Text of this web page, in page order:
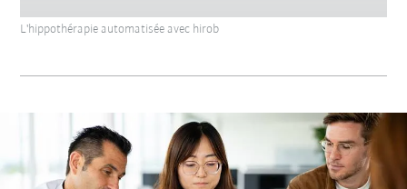
L'hippothérapie automatisée avec hirob